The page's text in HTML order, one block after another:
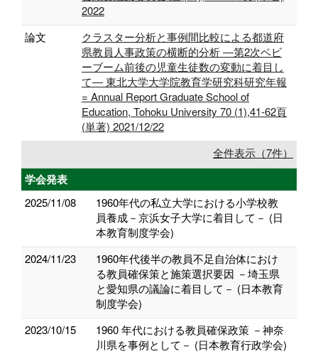
2022
論文
クラスター分析と事例間比較による都道府
県教員人事政策の横断的分析 ―第2次ベビ
ーブーム前後の児童生徒数の変動に着目し
て― 東北大学大学院教育学研究科研究年報
= Annual Report Graduate School of
Education, Tohoku University 70 (1),41-62頁
(単著) 2021/12/22
全件表示（7件）
学会発表
2025/11/08
1960年代の私立大学における小学校教
員養成－京浜女子大学に着目して－ (日
本教育制度学会)
2024/11/23
1960年代後半の教員不足自治体におけ
る教員確保策と施策選択要因 －埼玉県
と愛知県の議論に着目して－ (日本教育
制度学会)
2023/10/15
1960 年代における教員確保政策 －神奈
川県を事例として－ (日本教育行政学会)